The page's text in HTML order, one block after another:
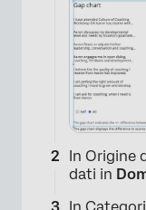
In Origine
dati in